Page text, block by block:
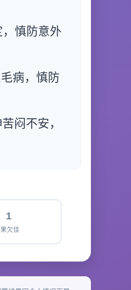
慎防意外
病，慎防
闷不安，
1
欠佳